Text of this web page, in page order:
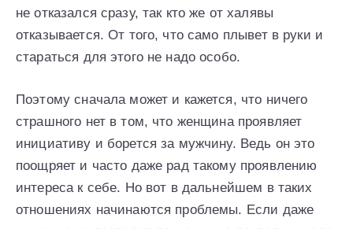
не отказался сразу, так кто же от халявы
отказывается. От того, что само плывет в руки и
стараться для этого не надо особо.
Поэтому сначала может и кажется, что ничего
страшного нет в том, что женщина проявляет
инициативу и борется за мужчину. Ведь он это
поощряет и часто даже рад такому проявлению
интереса к себе. Но вот в дальнейшем в таких
отношениях начинаются проблемы. Если даже